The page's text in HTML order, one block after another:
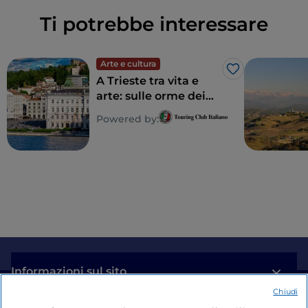
Ti potrebbe interessare
Arte e cultura
Like
A Trieste tra vita e
arte: sulle orme dei
grandi scrittori Joyce,
Svevo, Saba e Rilke
Powered by:
Informazioni sul sito
Chiudi